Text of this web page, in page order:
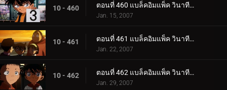
10 - 460 ตอนที่ 460 แบล็คอิมแพ็ค วินาทีที่อยู่ในเงื้อมมือองค์กร (ตอนพิเศษ ตอนที่ 2) ยอดนักสืบจิ๋วโคนัน เดอ_.
Jan. 15, 2007
10 - 461 ตอนที่ 461 แบล็คอิมแพ็ค วินาทีที่อยู่ในเงื้อมมือองค์กร (ตอนพิเศษ ตอนที่ 3) ยอดนักสืบจิ๋วโคนัน เดอ_.
Jan. 22, 2007
10 - 462 ตอนที่ 462 แบล็คอิมแพ็ค วินาทีที่อยู่ในเงื้อมมือองค์กร (ตอนพิเศษ ตอนที่ 4) ยอดนักสืบจิ๋วโคนัน เดอ_.
Jan. 29, 2007